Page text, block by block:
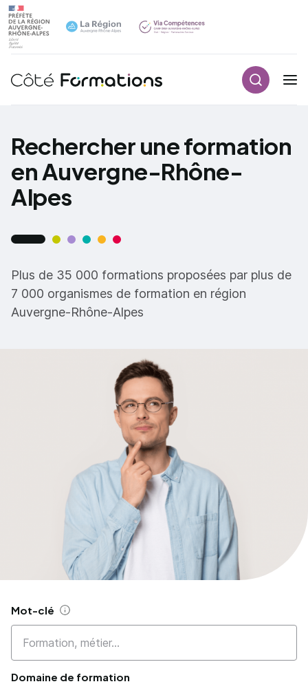
Navigation principale
Rechercher une formation
en Auvergne-Rhône-
Alpes
Plus de 35 000 formations proposées par plus de
7 000 organismes de formation en région
Auvergne-Rhône-Alpes
Mot-clé Aide
Domaine de formation